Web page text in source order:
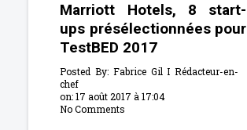
Marriott Hotels, 8 start-
ups présélectionnées pour
TestBED 2017
Posted By: Fabrice Gil I Rédacteur-en-
chef
on:17 août 2017 à 17:04
No Comments